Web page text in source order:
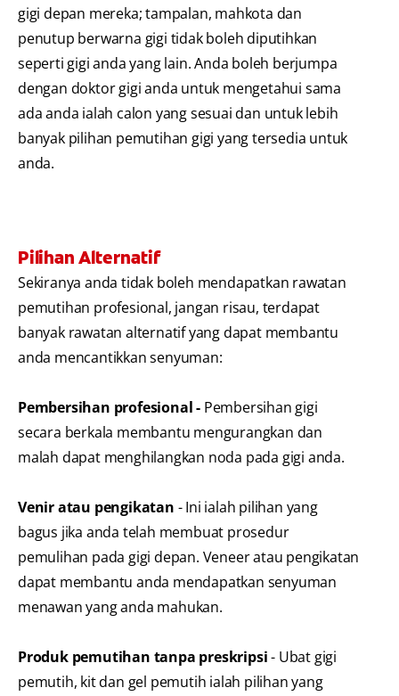
gigi depan mereka; tampalan, mahkota dan
penutup berwarna gigi tidak boleh diputihkan
seperti gigi anda yang lain. Anda boleh berjumpa
dengan doktor gigi anda untuk mengetahui sama
ada anda ialah calon yang sesuai dan untuk lebih
banyak pilihan pemutihan gigi yang tersedia untuk
anda.
Pilihan Alternatif
Sekiranya anda tidak boleh mendapatkan rawatan
pemutihan profesional, jangan risau, terdapat
banyak rawatan alternatif yang dapat membantu
anda mencantikkan senyuman:
Pembersihan profesional - Pembersihan gigi
secara berkala membantu mengurangkan dan
malah dapat menghilangkan noda pada gigi anda.
Venir atau pengikatan - Ini ialah pilihan yang
bagus jika anda telah membuat prosedur
pemulihan pada gigi depan. Veneer atau pengikatan
dapat membantu anda mendapatkan senyuman
menawan yang anda mahukan.
Produk pemutihan tanpa preskripsi- Ubat gigi
pemutih, kit dan gel pemutih ialah pilihan yang